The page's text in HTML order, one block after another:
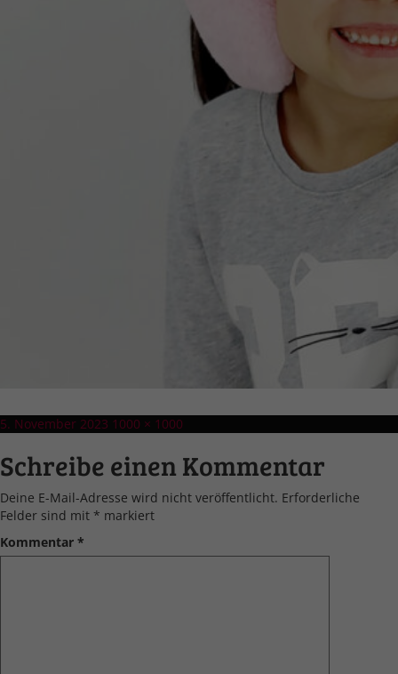
Veröffentlicht
5. November 2023 Volle
1000 × 1000
Schreibe einen Kommentar
Deine E-Mail-Adresse wird nicht veröffentlicht. Erforderliche
Felder sind mit * markiert
Kommentar *